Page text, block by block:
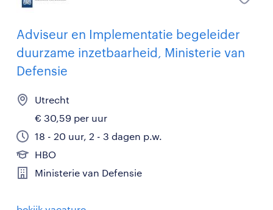
Adviseur en Implementatie begeleider
duurzame inzetbaarheid, Ministerie van
Defensie
Utrecht
€ 30,59 per uur
18 - 20 uur, 2 - 3 dagen p.w.
HBO
Ministerie van Defensie